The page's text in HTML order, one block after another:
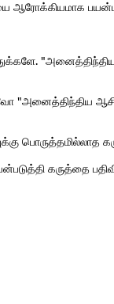
ஆரோக்கியமாக
பொருத்தமில்லாத
கருத்தை